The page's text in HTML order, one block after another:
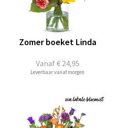
Vanaf€ 24,95
Zomer boeket Linda
Leverbaar vanaf morgen